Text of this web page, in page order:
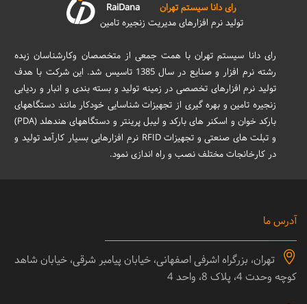
رای دانا سیستم تهران
RaiDana
تولید نرم افزارهای مدیریت زنجیره تامین
رای دانا سیستم تهران با همت جمعی از متخصصان وکارشناسان زبده
رشته نرم افزار و صنایع در سال 1385 تاسیس شد. این شرکت با هدف
تولید نرم افزارهای تخصصی در زمینه تولید و بسته بندی و انبار و ردیابی
زنجیره تامین و بهره گیری از تجهیزات شناسایی خودکار مانند دستگاههای
بارکد خوان و اسکنر های بارکد و لیبل پرینتر و دستگاههای هندهلد (PDA)
و تبلت های صنعتی و تجهیزات RFID نرم افزارهایی بسیار کارآمد تولید و
در کارخانجات مختلف نصب و راه اندازی نمود.
آدرس ما
تهران، بزرگراه اشرفی اصفهانی، خیابان پیامبر شرقی، خیابان شاهد
کوچه وحدت 4، پلاک 8، واحد 4